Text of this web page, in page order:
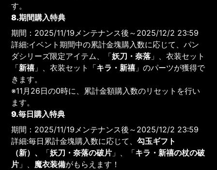
す。
8.期間購入特典
期間：2025/11/19メンテナンス後～2025/12/2 23:59
詳細:イベント期間中の累計金塊購入数に応じて、パン
ダシリーズ限定アイテム、「妖刀・奈落 」、衣装セット
「新禧」、衣装セット「キラ・新禧」のパーツが獲得で
きます。
※11月26日の0時に、累計金額購入数のリセットを行い
ます。
9.毎日購入特典
期間：2025/11/19メンテナンス後～2025/12/2 23:59
詳細:毎日累計金塊購入数に応じて、勾玉ギフト
（新）、
「妖刀・奈落の破片 」、「キラ・新禧の杖の破
片 」、 魔衣装備がもらえます！